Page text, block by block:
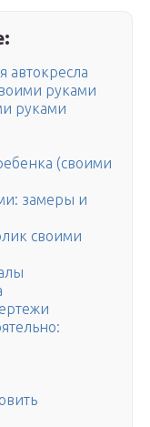
автокресла
руками
руками
(своими
замеры и
своими